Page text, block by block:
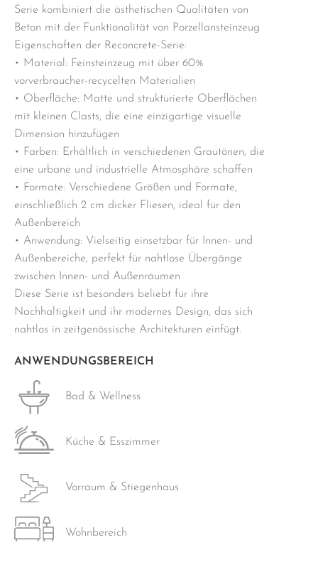
Serie kombiniert die ästhetischen Qualitäten von
Beton mit der Funktionalität von Porzellansteinzeug
Eigenschaften der Reconcrete-Serie:
• Material: Feinsteinzeug mit über 60%
vorverbraucher-recycelten Materialien
• Oberfläche: Matte und strukturierte Oberflächen
mit kleinen Clasts, die eine einzigartige visuelle
Dimension hinzufügen
• Farben: Erhältlich in verschiedenen Grautönen, die
eine urbane und industrielle Atmosphäre schaffen
• Formate: Verschiedene Größen und Formate,
einschließlich 2 cm dicker Fliesen, ideal für den
Außenbereich
• Anwendung: Vielseitig einsetzbar für Innen- und
Außenbereiche, perfekt für nahtlose Übergänge
zwischen Innen- und Außenräumen
Diese Serie ist besonders beliebt für ihre
Nachhaltigkeit und ihr modernes Design, das sich
nahtlos in zeitgenössische Architekturen einfügt.
ANWENDUNGSBEREICH
Bad & Wellness
Küche & Esszimmer
Vorraum & Stiegenhaus
Wohnbereich